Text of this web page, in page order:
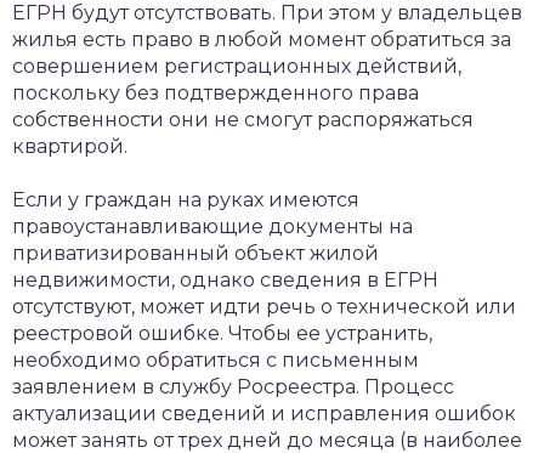
ЕГРН будут отсутствовать. При этом у владельцев
жилья есть право в любой момент обратиться за
совершением регистрационных действий,
поскольку без подтвержденного права
собственности они не смогут распоряжаться
квартирой.
Если у граждан на руках имеются
правоустанавливающие документы на
приватизированный объект жилой
недвижимости, однако сведения в ЕГРН
отсутствуют, может идти речь о технической или
реестровой ошибке. Чтобы ее устранить,
необходимо обратиться с письменным
заявлением в службу Росреестра. Процесс
актуализации сведений и исправления ошибок
может занять от трех дней до месяца (в наиболее